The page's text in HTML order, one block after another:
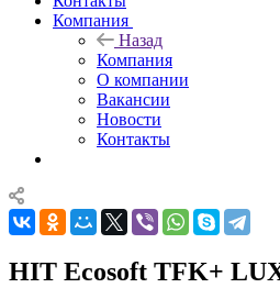
Компания
Назад
Компания
О компании
Вакансии
Новости
Контакты
HIT Ecosoft TFK+